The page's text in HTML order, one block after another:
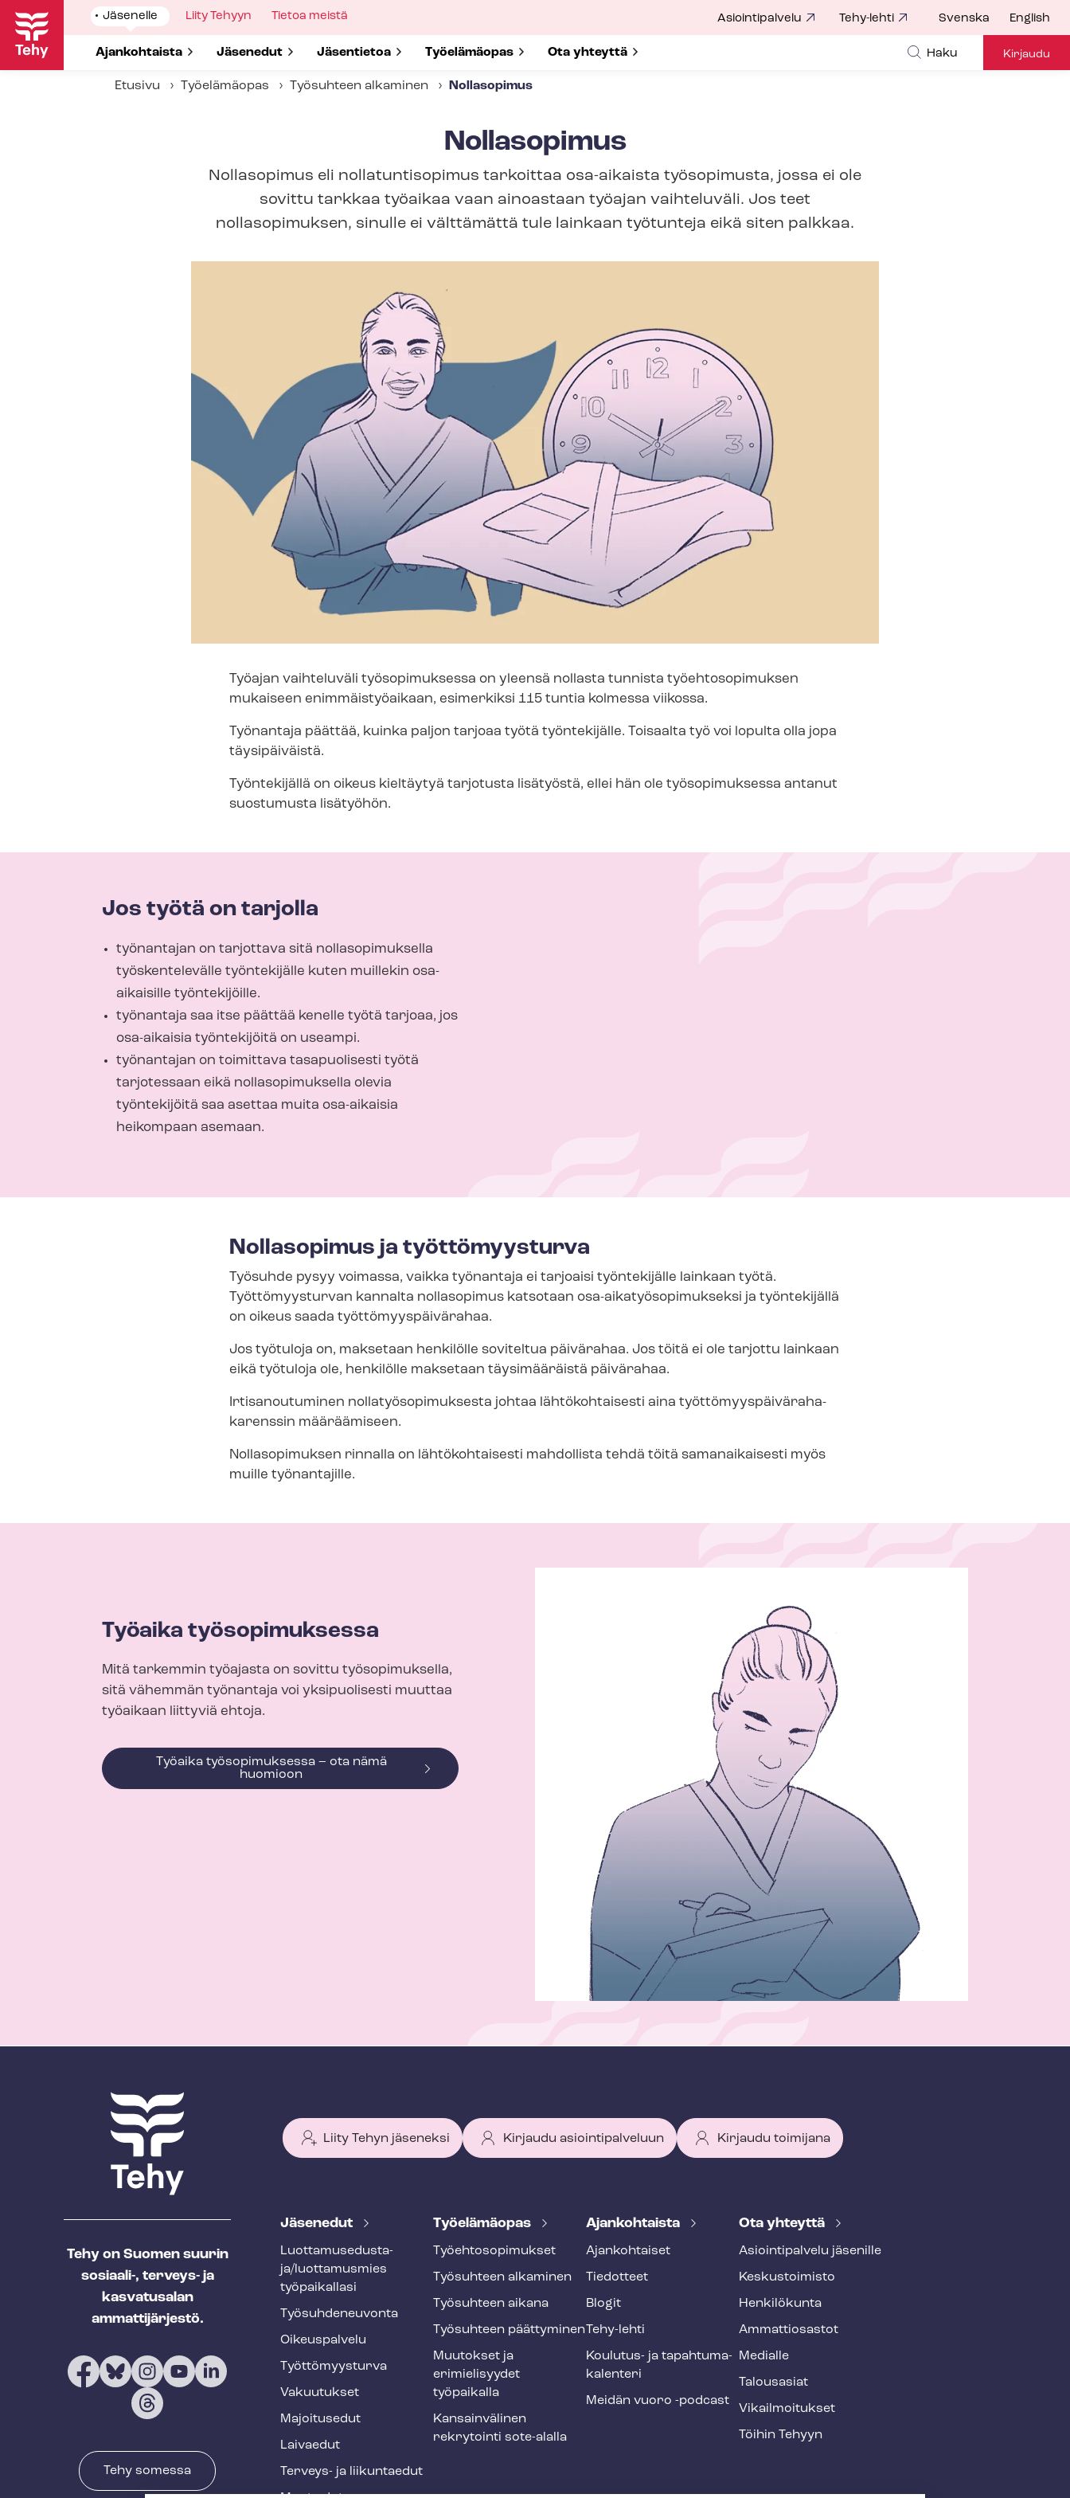
Hyppää
pääsisältöön
Show
submenu
Jäsenelle
Show submenu for
Ajankohtaista Show submenu for
Jäsenedut Show submenu for
Jäsentietoa Show submenu for
Työelämäopas Show submenu for
Ota yhteyttä
Show
Liity Tehyyn
Show
Tietoa meistä Asiointipalvelu Tehy-lehti Svenska English
Haku Kirjaudu
Etusivu Työelämäopas Työsuhteen alkaminen Nollasopimus
Nollasopimus
Nollasopimus eli nollatuntisopimus tarkoittaa osa-aikaista työsopimusta, jossa ei ole
sovittu tarkkaa työaikaa vaan ainoastaan työajan vaihteluväli. Jos teet
nollasopimuksen, sinulle ei välttämättä tule lainkaan työtunteja eikä siten palkkaa.
Työajan vaihteluväli työsopimuksessa on yleensä nollasta tunnista työehtosopimuksen
mukaiseen enimmäistyöaikaan, esimerkiksi 115 tuntia kolmessa viikossa.
Työnantaja päättää, kuinka paljon tarjoaa työtä työntekijälle. Toisaalta työ voi lopulta olla jopa
täysipäiväistä.
Työntekijällä on oikeus kieltäytyä tarjotusta lisätyöstä, ellei hän ole työsopimuksessa antanut
suostumusta lisätyöhön.
Jos työtä on tarjolla
työnantajan on tarjottava sitä nollasopimuksella
työskentelevälle työntekijälle kuten muillekin osa-
aikaisille työntekijöille.
työnantaja saa itse päättää kenelle työtä tarjoaa, jos
osa-aikaisia työntekijöitä on useampi.
työnantajan on toimittava tasapuolisesti työtä
tarjotessaan eikä nollasopimuksella olevia
työntekijöitä saa asettaa muita osa-aikaisia
heikompaan asemaan.
Nollasopimus ja työttömyysturva
Työsuhde pysyy voimassa, vaikka työnantaja ei tarjoaisi työntekijälle lainkaan työtä.
Työttömyysturvan kannalta nollasopimus katsotaan osa-​aikatyösopimukseksi ja työntekijällä
on oikeus saada työt­tö­myys­päi­vä­ra­haa.
Jos työtuloja on, maksetaan henkilölle soviteltua päivärahaa. Jos töitä ei ole tarjottu lainkaan
eikä työtuloja ole, henkilölle maksetaan täysimääräistä päivärahaa.
Irtisanoutuminen nol­la­työ­so­pi­muk­ses­ta johtaa lähtökohtaisesti aina työt­tö­myys­päi­vä­ra­ha­
ka­rens­sin määräämiseen.
Nollasopimuksen rinnalla on lähtökohtaisesti mahdollista tehdä töitä samanaikaisesti myös
muille työnantajille.
Työaika työsopimuksessa
Mitä tarkemmin työajasta on sovittu työsopimuksella,
sitä vähemmän työnantaja voi yksipuolisesti muuttaa
työaikaan liittyviä ehtoja.
Työaika työsopimuksessa – ota nämä
huomioon
Tehy on Suomen suurin
sosiaali-, terveys- ja
kasvatusalan
ammattijärjestö.
Tehy somessa
Liity Tehyn jäseneksi Kirjaudu asiointipalveluun Kirjaudu toimijana
T
h
y
f
o
o
t
e
r
Jäsenedut
Luot­ta­muse­dus­ta­
ja/luottamusmies
työpaikallasi
Työ­suh­de­neu­von­ta
Oikeuspalvelu
Työt­tö­myys­tur­va
Vakuutukset
Majoitusedut
Laivaedut
Terveys- ja liikuntaedut
Työelämäopas
Työ­eh­to­so­pi­muk­set
Työsuhteen alkaminen
Työsuhteen aikana
Työsuhteen päättyminen
Muutokset ja
erimielisyydet
työpaikalla
Kansainvälinen
rekrytointi sote-alalla
Ajankohtaista
Ajankohtaiset
Tiedotteet
Blogit
Tehy-lehti
Koulutus- ja ta­pah­tu­ma­
ka­len­te­ri
Meidän vuoro -podcast
Ota yhteyttä
Asioin­ti­pal­ve­lu jäsenille
Keskustoimisto
Henkilökunta
Ammattiosastot
Medialle
Talousasiat
Vi­kail­moi­tuk­set
Töihin Tehyyn